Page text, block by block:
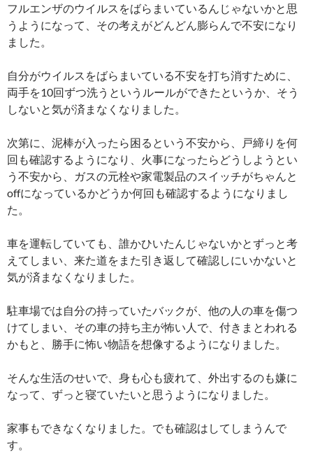
フルエンザのウイルスをばらまいているんじゃないかと思
うようになって、その考えがどんどん膨らんで不安になり
ました。
自分がウイルスをばらまいている不安を打ち消すために、
両手を10回ずつ洗うというルールができたというか、そう
しないと気が済まなくなりました。
次第に、泥棒が入ったら困るという不安から、戸締りを何
回も確認するようになり、火事になったらどうしようとい
う不安から、ガスの元栓や家電製品のスイッチがちゃんと
offになっているかどうか何回も確認するようになりまし
た。
車を運転していても、誰かひいたんじゃないかとずっと考
えてしまい、来た道をまた引き返して確認しにいかないと
気が済まなくなりました。
駐車場では自分の持っていたバックが、他の人の車を傷つ
けてしまい、その車の持ち主が怖い人で、付きまとわれる
かもと、勝手に怖い物語を想像するようになりました。
そんな生活のせいで、身も心も疲れて、外出するのも嫌に
なって、ずっと寝ていたいと思うようになりました。
家事もできなくなりました。でも確認はしてしまうんで
す。